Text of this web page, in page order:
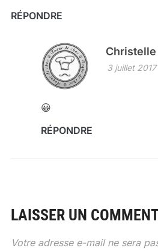
RÉPONDRE
Christelle
3 juillet
😀
RÉPONDRE
LAISSER UN
Votre adresse e-mail ne sera